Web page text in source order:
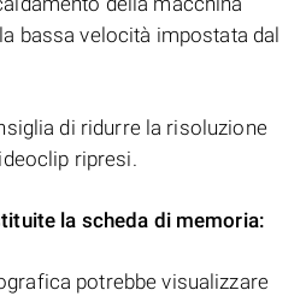
bassa velocità impostata dal
di ridurre la risoluzione
ripresi.
la scheda di memoria:
potrebbe visualizzare